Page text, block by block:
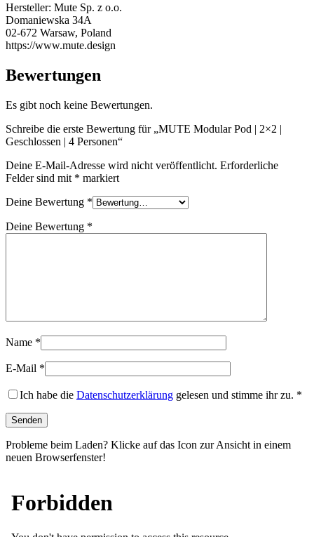
Hersteller: Mute Sp. z o.o.
Domaniewska 34A
02-672 Warsaw, Poland
https://www.mute.design
Bewertungen
Es gibt noch keine Bewertungen.
Schreibe die erste Bewertung für „MUTE Modular Pod | 2×2 |
Geschlossen | 4 Personen“
Deine E-Mail-Adresse wird nicht veröffentlicht. Erforderliche
Felder sind mit * markiert
Deine Bewertung *
Deine Bewertung *
Name *
E-Mail *
Ich habe die Datenschutzerklärung gelesen und stimme ihr zu. *
Probleme beim Laden? Klicke auf das Icon zur Ansicht in einem
neuen Browserfenster!